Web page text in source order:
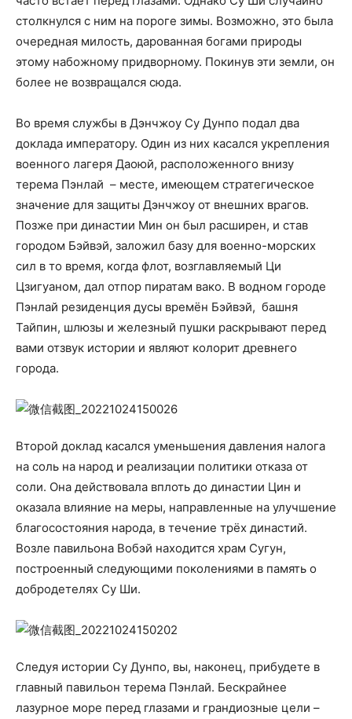
столкнулся с ним на пороге зимы. Возможно, это была
очередная милость, дарованная богами природы
этому набожному придворному. Покинув эти земли, он
более не возвращался сюда.
Во время службы в Дэнчжоу Су Дунпо подал два
доклада императору. Один из них касался укрепления
военного лагеря Даоюй, расположенного внизу
терема Пэнлай – месте, имеющем стратегическое
значение для защиты Дэнчжоу от внешних врагов.
Позже при династии Мин он был расширен, и став
городом Бэйвэй, заложил базу для военно-морских
сил в то время, когда флот, возглавляемый Ци
Цзигуаном, дал отпор пиратам вако. В водном городе
Пэнлай резиденция дусы времён Бэйвэй, башня
Тайпин, шлюзы и железный пушки раскрывают перед
вами отзвук истории и являют колорит древнего
города.
Второй доклад касался уменьшения давления налога
на соль на народ и реализации политики отказа от
соли. Она действовала вплоть до династии Цин и
оказала влияние на меры, направленные на улучшение
благосостояния народа, в течение трёх династий.
Возле павильона Вобэй находится храм Сугун,
построенный следующими поколениями в память о
добродетелях Су Ши.
Следуя истории Су Дунпо, вы, наконец, прибудете в
главный павильон терема Пэнлай. Бескрайнее
лазурное море перед глазами и грандиозные цели –